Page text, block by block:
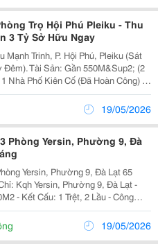
Trọ Hội Phú Pleiku - Thu
3 Tỷ Sở Hữu Ngay
Mạnh Trinh, P. Hội Phú, Pleiku (Sát
Tài Sản: Gần 550M&Sup2; (2
Nhà Phố Kiên Cố (Đã Hoàn Công) +
Kín Luôn Kín Khách. Dòng Tiền: Thu
Tháng (144Tr/Năm)....
19/05/2026
Phòng Yersin, Phường 9, Đà
Yersin, Phường 9, Đà Lạt 65
Kqh Yersin, Phường 9, Đà Lạt -
- Kết Cấu: 1 Trệt, 2 Lầu - Công
1 Bếp, 3 Phòng Ngủ, 3 Wc - Ngay
Sư Phạm - Thuê Văn...
19/05/2026